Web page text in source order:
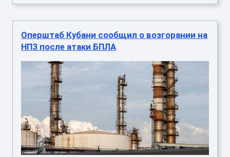
Оперштаб Кубани сообщил о возгорании на
НПЗ после атаки БПЛА